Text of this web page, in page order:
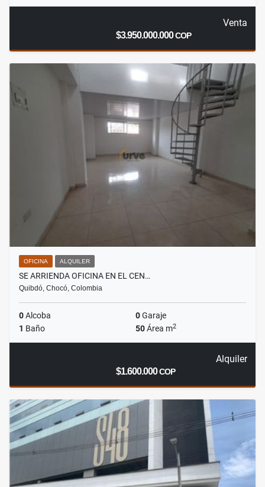
Venta
$3.950.000.000COP
OFICINA ALQUILER
SE ARRIENDA OFICINA EN EL CEN…
Quibdó, Chocó, Colombia
0Alcoba 0Garaje
1 Baño 50Área m2
Alquiler
$1.600.000COP